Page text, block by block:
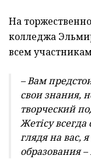
На
колледжа
всем
– Вам
свои знания,
творческий
Жетісу
глядя на вас,
образования